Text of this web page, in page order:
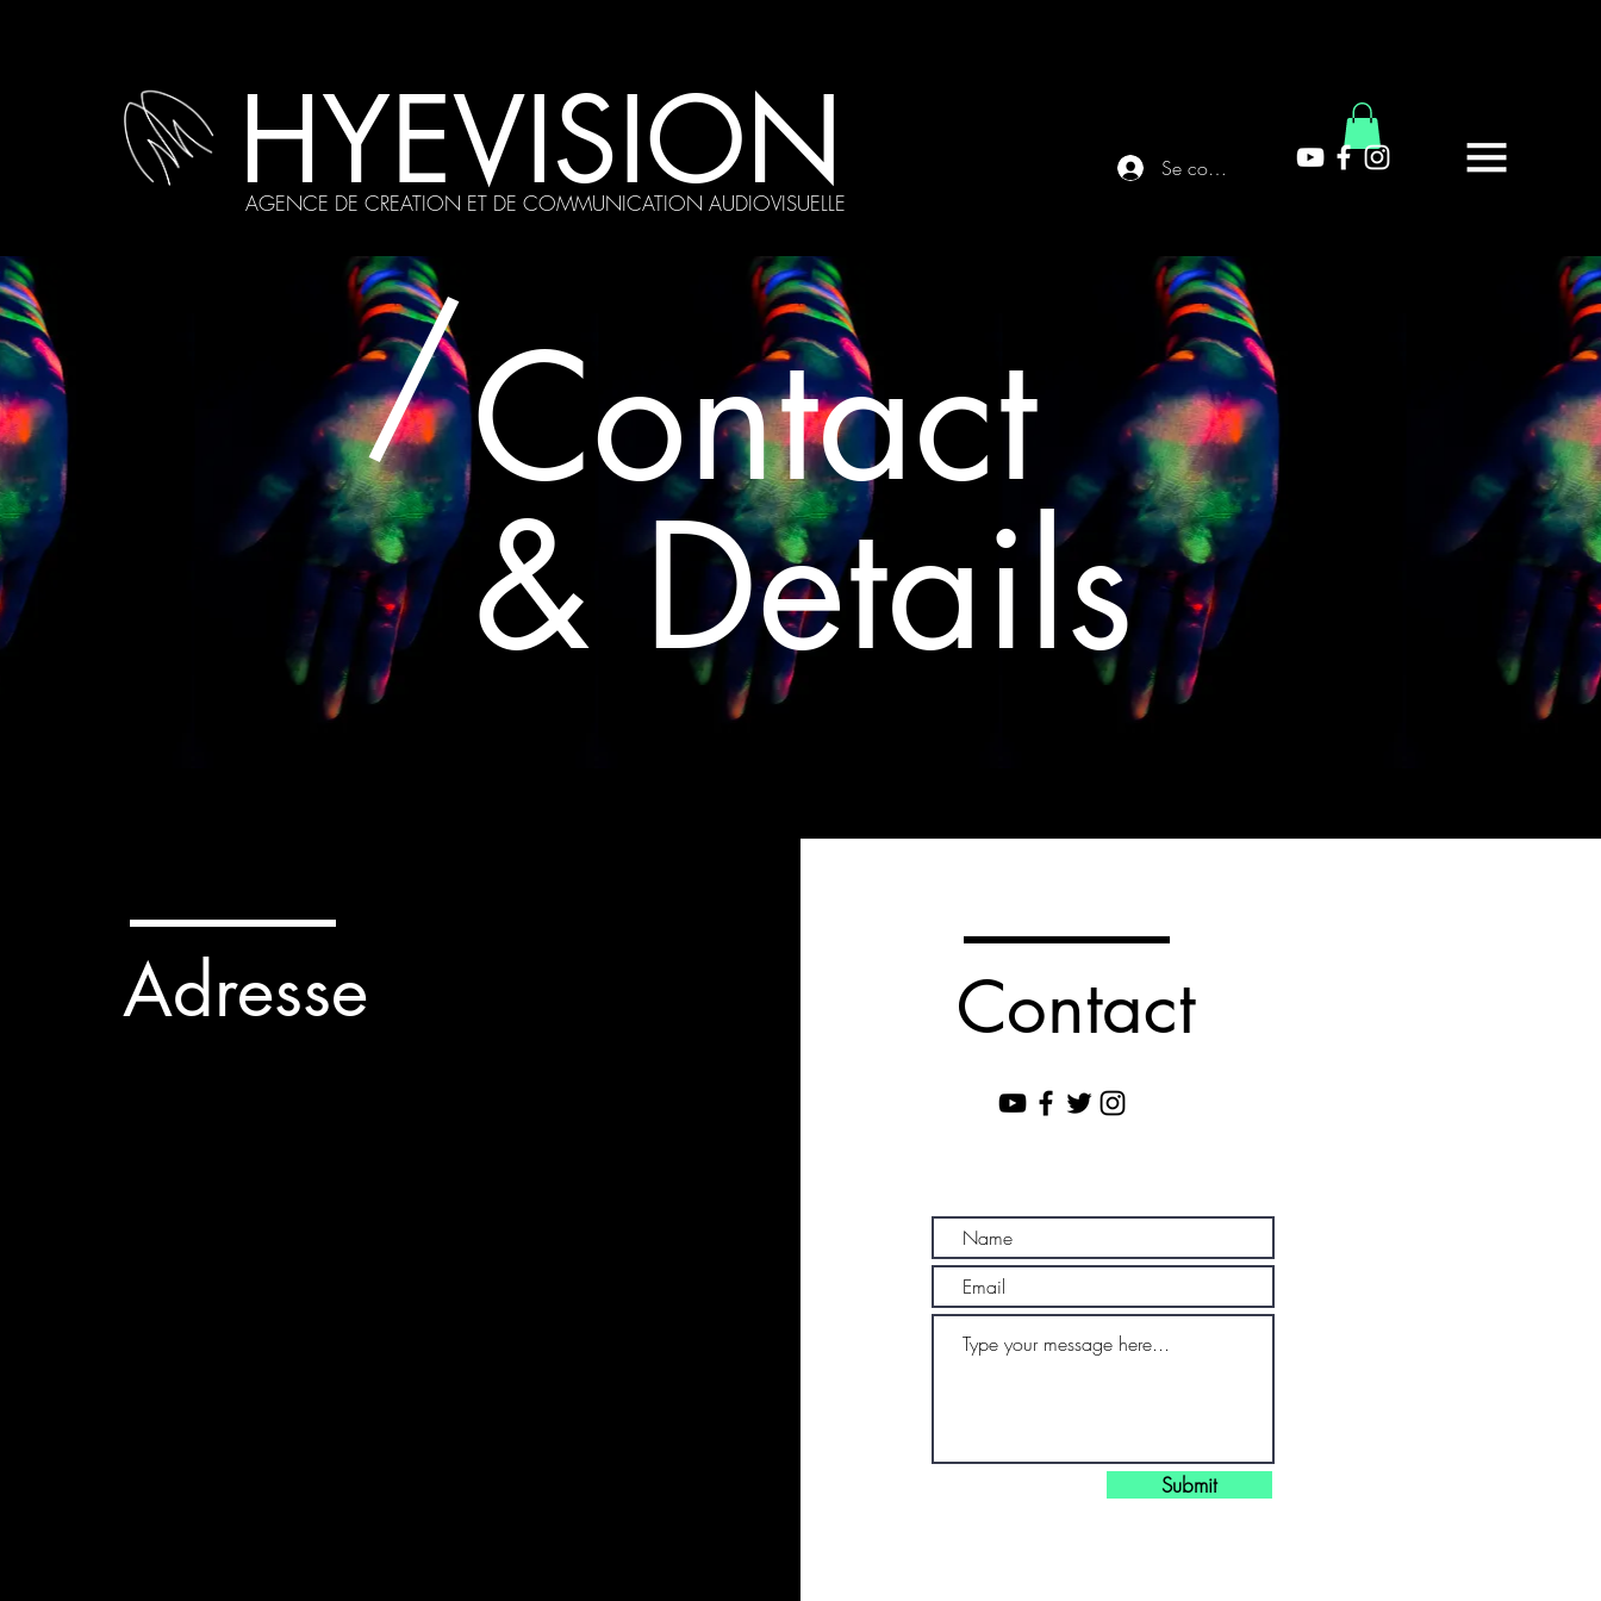
HYEVISION
AGENCE DE CREATION ET DE COMMUNICATION AUDIOVISUELLE
Se connecter
Contact
& Details
/
Adresse Contact
Submit